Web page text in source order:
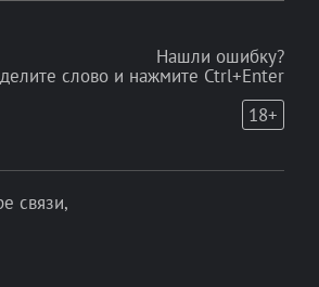
Нашли ошибку?
слово и нажмите Ctrl+Enter
18+
связи,